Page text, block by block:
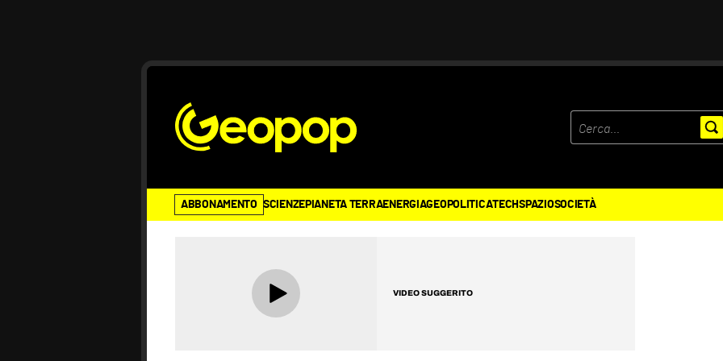
ABBONAMENTO SCIENZEPIANETA TERRAENERGIAGEOPOLITICATECHSPAZIOSOCIETÀ
VIDEO SUGGERITO